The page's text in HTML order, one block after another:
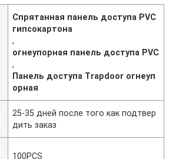
Спрятанная панель доступа PVC
гипсокартона
,
огнеупорная панель доступа PVC
,
Панель доступа Trapdoor огнеуп
орная
25-35 дней после того как подтвер
дить заказ
100PCS